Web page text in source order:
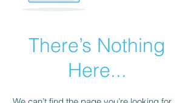
There’s Nothing
Here...